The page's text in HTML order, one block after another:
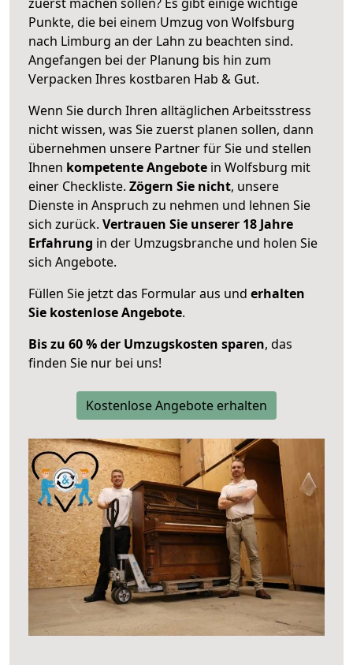
Punkte, die bei einem Umzug von Wolfsburg
nach Limburg an der Lahn zu beachten sind.
Angefangen bei der Planung bis hin zum
Verpacken Ihres kostbaren Hab & Gut.
Wenn Sie durch Ihren alltäglichen Arbeitsstress
nicht wissen, was Sie zuerst planen sollen, dann
übernehmen unsere Partner für Sie und stellen
Ihnen kompetente Angebote in Wolfsburg mit
einer Checkliste. Zögern Sie nicht, unsere
Dienste in Anspruch zu nehmen und lehnen Sie
sich zurück. Vertrauen Sie unserer 18 Jahre
Erfahrung in der Umzugsbranche und holen Sie
sich Angebote.
Füllen Sie jetzt das Formular aus und erhalten
Sie kostenlose Angebote.
Bis zu 60 % der Umzugskosten sparen, das
finden Sie nur bei uns!
Kostenlose Angebote erhalten